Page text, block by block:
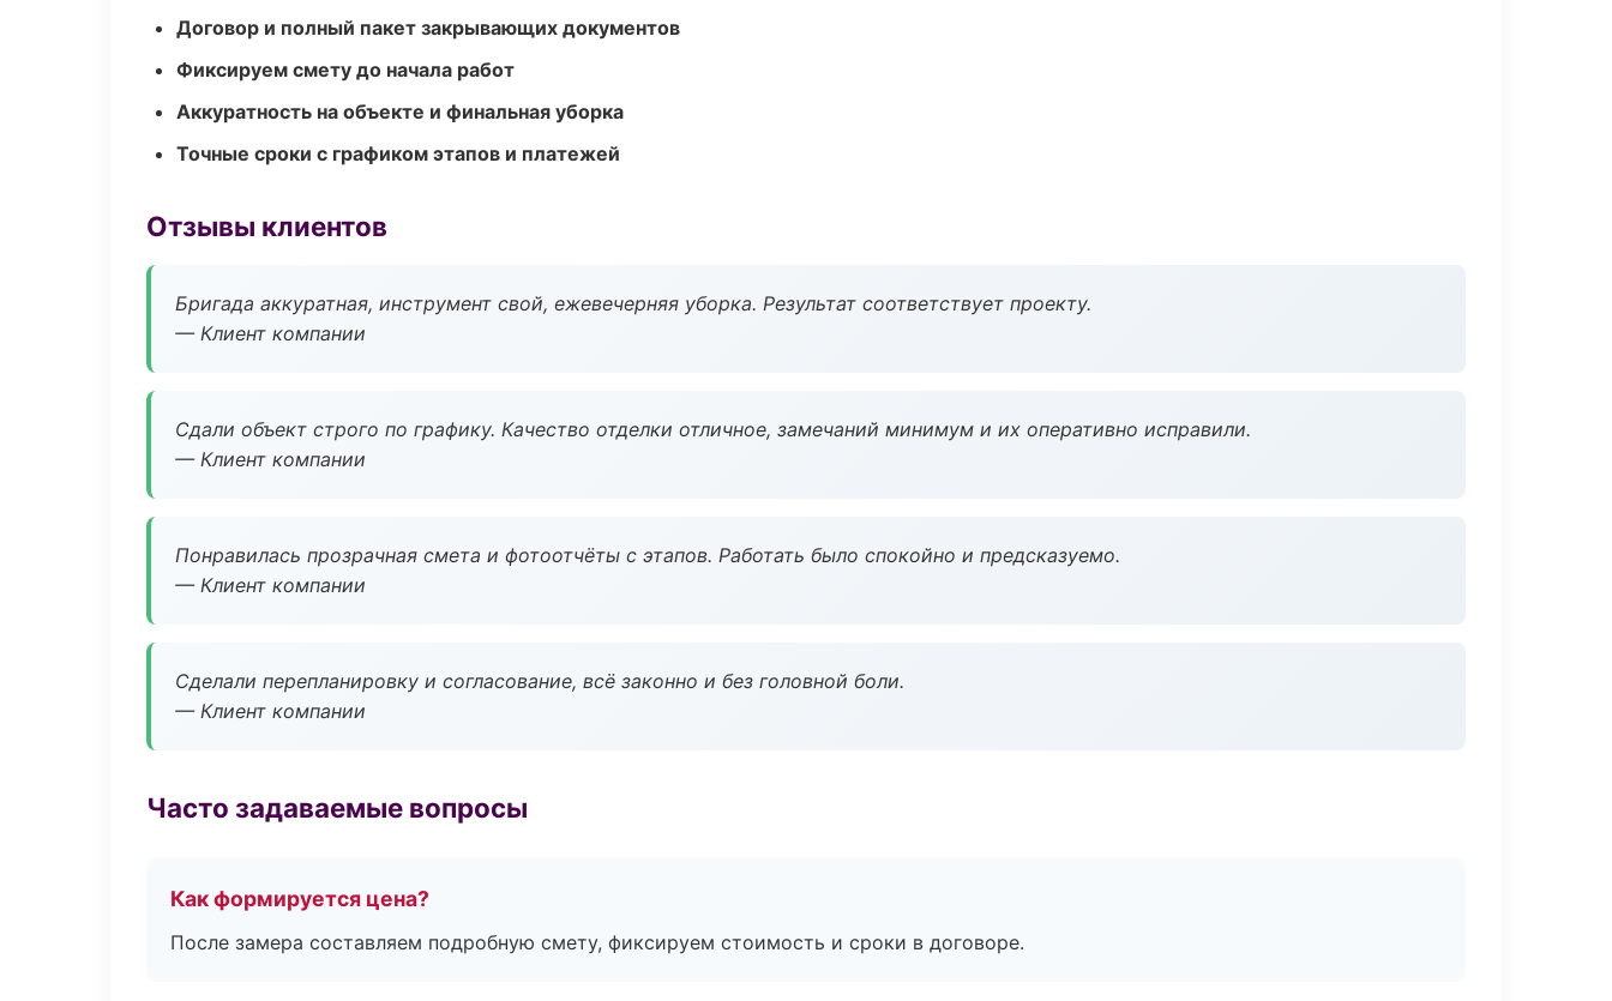
Договор и полный пакет закрывающих документов
Фиксируем смету до начала работ
Аккуратность на объекте и финальная уборка
Точные сроки с графиком этапов и платежей
Отзывы клиентов
Бригада аккуратная, инструмент свой, ежевечерняя уборка. Результат соответствует проекту.
— Клиент компании
Сдали объект строго по графику. Качество отделки отличное, замечаний минимум и их оперативно исправили.
— Клиент компании
Понравилась прозрачная смета и фотоотчёты с этапов. Работать было спокойно и предсказуемо.
— Клиент компании
Сделали перепланировку и согласование, всё законно и без головной боли.
— Клиент компании
Часто задаваемые вопросы
Как формируется цена?
После замера составляем подробную смету, фиксируем стоимость и сроки в договоре.